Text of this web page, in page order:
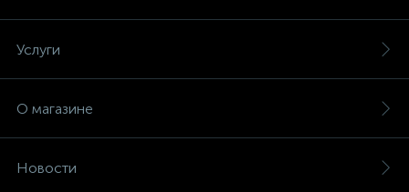
Услуги
О магазине
Новости